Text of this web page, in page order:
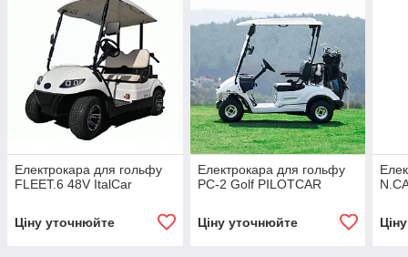
Електрокара для гольфу
FLEET.6 48V ItalCar
Ціну уточнюйте
Електрокара для гольфу
PC-2 Golf PILOTCAR
Ціну уточнюйте